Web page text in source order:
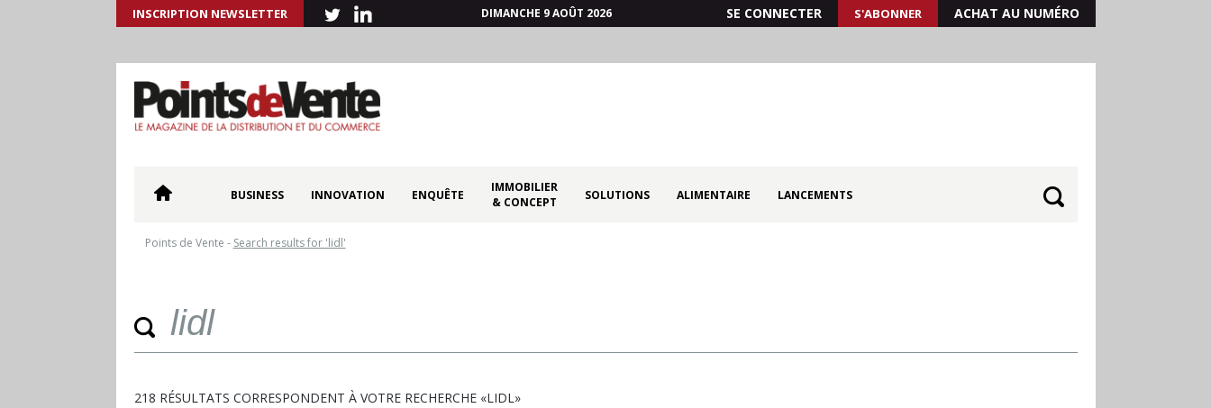
INSCRIPTION NEWSLETTER DIMANCHE 9 AOÛT 2026 SE CONNECTER S'ABONNER ACHAT AU NUMÉRO
BUSINESS INNOVATION ENQUÊTE
IMMOBILIER
& CONCEPT
SOLUTIONS ALIMENTAIRE LANCEMENTS
Points de Vente - Search results for 'lidl'
218 RÉSULTATS CORRESPONDENT À VOTRE RECHERCHE «LIDL»